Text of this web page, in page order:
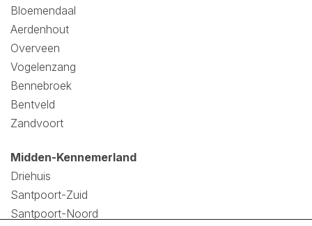
Bloemendaal
Aerdenhout
Overveen
Vogelenzang
Bennebroek
Bentveld
Zandvoort
Midden-Kennemerland
Driehuis
Santpoort-Zuid
Santpoort-Noord